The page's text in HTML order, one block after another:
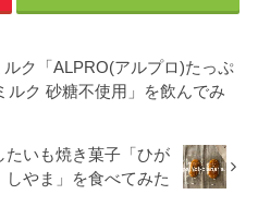
ク「ALPRO(アルプロ)たっぷ
ルク 砂糖不使用」を飲んでみ
たいも焼き菓子「ひが
しやま」を食べてみた